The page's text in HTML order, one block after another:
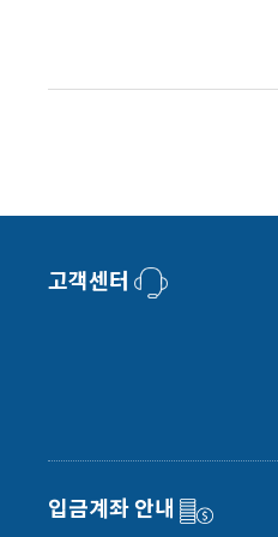
고객센터
입금계좌 안내